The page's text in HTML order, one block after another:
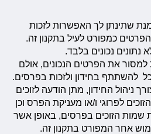
שתינתן לך האפשרות לזכות
כמפורט לעיל בתקנון זה.
נתונים נכונים בלבד.
את הפרטים הנכונים, אולם
להשתתף בחידון ולזכות בפרסים.
ניהול החידון, מתן הודעה לזוכים
לפרוגי ו/או מעניקת הפרס וכן
הזוכים בפרסים, באופן אשר
אחר המפורט בתקנון זה.